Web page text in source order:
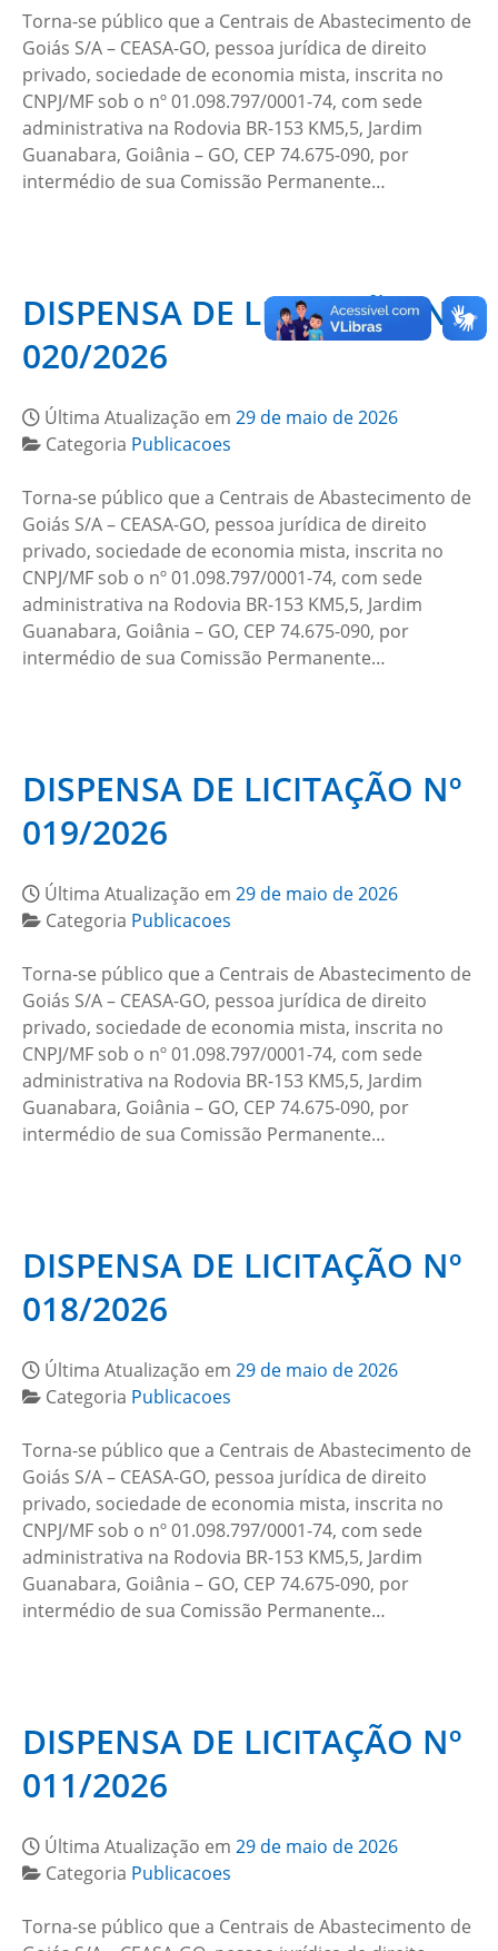
Torna-se público que a Centrais de Abastecimento de
Goiás S/A – CEASA-GO, pessoa jurídica de direito
privado, sociedade de economia mista, inscrita no
CNPJ/MF sob o nº 01.098.797/0001-74, com sede
administrativa na Rodovia BR-153 KM5,5, Jardim
Guanabara, Goiânia – GO, CEP 74.675-090, por
intermédio de sua Comissão Permanente…
DISPENSA DE LICITAÇÃO Nº
020/2026
Última Atualização em 29 de maio de 2026
Categoria Publicacoes
Torna-se público que a Centrais de Abastecimento de
Goiás S/A – CEASA-GO, pessoa jurídica de direito
privado, sociedade de economia mista, inscrita no
CNPJ/MF sob o nº 01.098.797/0001-74, com sede
administrativa na Rodovia BR-153 KM5,5, Jardim
Guanabara, Goiânia – GO, CEP 74.675-090, por
intermédio de sua Comissão Permanente…
DISPENSA DE LICITAÇÃO Nº
019/2026
Última Atualização em 29 de maio de 2026
Categoria Publicacoes
Torna-se público que a Centrais de Abastecimento de
Goiás S/A – CEASA-GO, pessoa jurídica de direito
privado, sociedade de economia mista, inscrita no
CNPJ/MF sob o nº 01.098.797/0001-74, com sede
administrativa na Rodovia BR-153 KM5,5, Jardim
Guanabara, Goiânia – GO, CEP 74.675-090, por
intermédio de sua Comissão Permanente…
DISPENSA DE LICITAÇÃO Nº
018/2026
Última Atualização em 29 de maio de 2026
Categoria Publicacoes
Torna-se público que a Centrais de Abastecimento de
Goiás S/A – CEASA-GO, pessoa jurídica de direito
privado, sociedade de economia mista, inscrita no
CNPJ/MF sob o nº 01.098.797/0001-74, com sede
administrativa na Rodovia BR-153 KM5,5, Jardim
Guanabara, Goiânia – GO, CEP 74.675-090, por
intermédio de sua Comissão Permanente…
DISPENSA DE LICITAÇÃO Nº
011/2026
Última Atualização em 29 de maio de 2026
Categoria Publicacoes
Torna-se público que a Centrais de Abastecimento de